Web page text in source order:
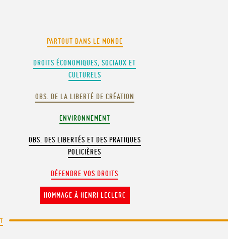
PARTOUT DANS LE MONDE
DROITS ÉCONOMIQUES, SOCIAUX ET
CULTURELS
OBS. DE LA LIBERTÉ DE CRÉATION
ENVIRONNEMENT
OBS. DES LIBERTÉS ET DES PRATIQUES
POLICIÈRES
DÉFENDRE VOS DROITS
HOMMAGE À HENRI LECLERC